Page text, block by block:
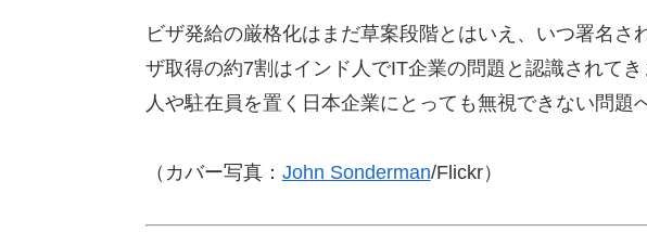
ビザ発給の厳格化はまだ草案段階とはいえ、いつ署名さ
ザ取得の約7割はインド人でIT企業の問題と認識されて
人や駐在員を置く日本企業にとっても無視できない問題
（カバー写真： John Sonderman/Flickr）